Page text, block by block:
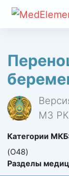
МЗ РК
Категории
(O48)
Разделы